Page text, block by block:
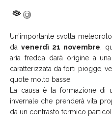
Un’importante svolta
da venerdì 21 novembre,
aria fredda darà origine a
caratterizzata da forti piogge,
quote molto basse.
La causa è la formazione di
invernale che prenderà vita
da un contrasto termico